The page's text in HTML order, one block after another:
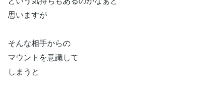
思いますが
そんな相手からの
マウントを意識して
しまうと